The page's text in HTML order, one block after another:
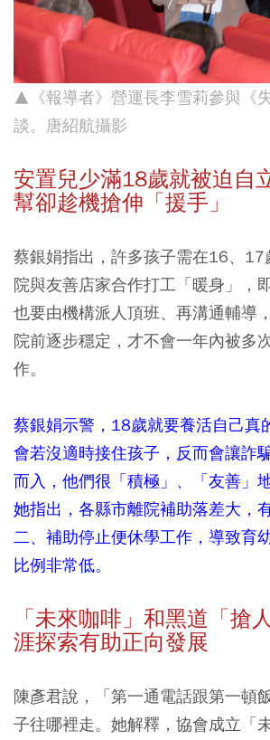
▲《報導者》營運長李雪莉參與《
談。唐紹航攝影
安置兒少滿18歲就被迫
幫卻趁機搶伸「援手」
蔡銀娟指出，許多孩子需在16、17
院與友善店家合作打工「暖身」，
也要由機構派人頂班、再溝通輔導
院前逐步穩定，才不會一年內被多
作。
蔡銀娟示警，18歲就要養活自己真
會若沒適時接住孩子，反而會讓詐
而入，他們很「積極」、「友善」
她指出，各縣市離院補助落差大，
二、補助停止便休學工作，導致育
比例非常低。
「未來咖啡」和黑道「
涯探索有助正向發展
陳彥君說，「第一通電話跟第一頓
子往哪裡走。她解釋，協會成立「